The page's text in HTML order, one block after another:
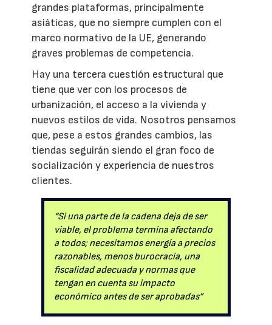
grandes plataformas, principalmente
asiáticas, que no siempre cumplen con el
marco normativo de la UE, generando
graves problemas de competencia.
Hay una tercera cuestión estructural que
tiene que ver con los procesos de
urbanización, el acceso a la vivienda y
nuevos estilos de vida. Nosotros pensamos
que, pese a estos grandes cambios, las
tiendas seguirán siendo el gran foco de
socialización y experiencia de nuestros
clientes.
“Si una parte de la cadena deja de ser
viable, el problema termina afectando
a todos; necesitamos energía a precios
razonables, menos burocracia, una
fiscalidad adecuada y normas que
tengan en cuenta su impacto
económico antes de ser aprobadas”